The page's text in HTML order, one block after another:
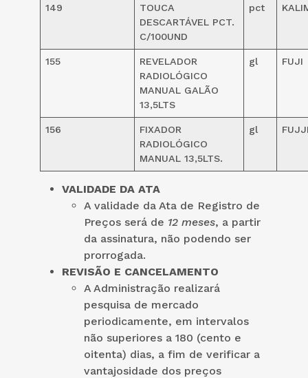
149
TOUCA
DESCARTÁVEL PCT.
C/100UND
pct
155
REVELADOR
RADIOLÓGICO
MANUAL GALÃO
13,5LTS
gl FUJI
156
FIXADOR
RADIOLÓGICO
MANUAL 13,5LTS.
gl
VALIDADE DA ATA
A validade da Ata de Registro de
Preços será de 12 meses, a partir
da assinatura, não podendo ser
prorrogada.
REVISÃO E CANCELAMENTO
A Administração realizará
pesquisa de mercado
periodicamente, em intervalos
não superiores a 180 (cento e
oitenta) dias, a fim de verificar a
vantajosidade dos preços